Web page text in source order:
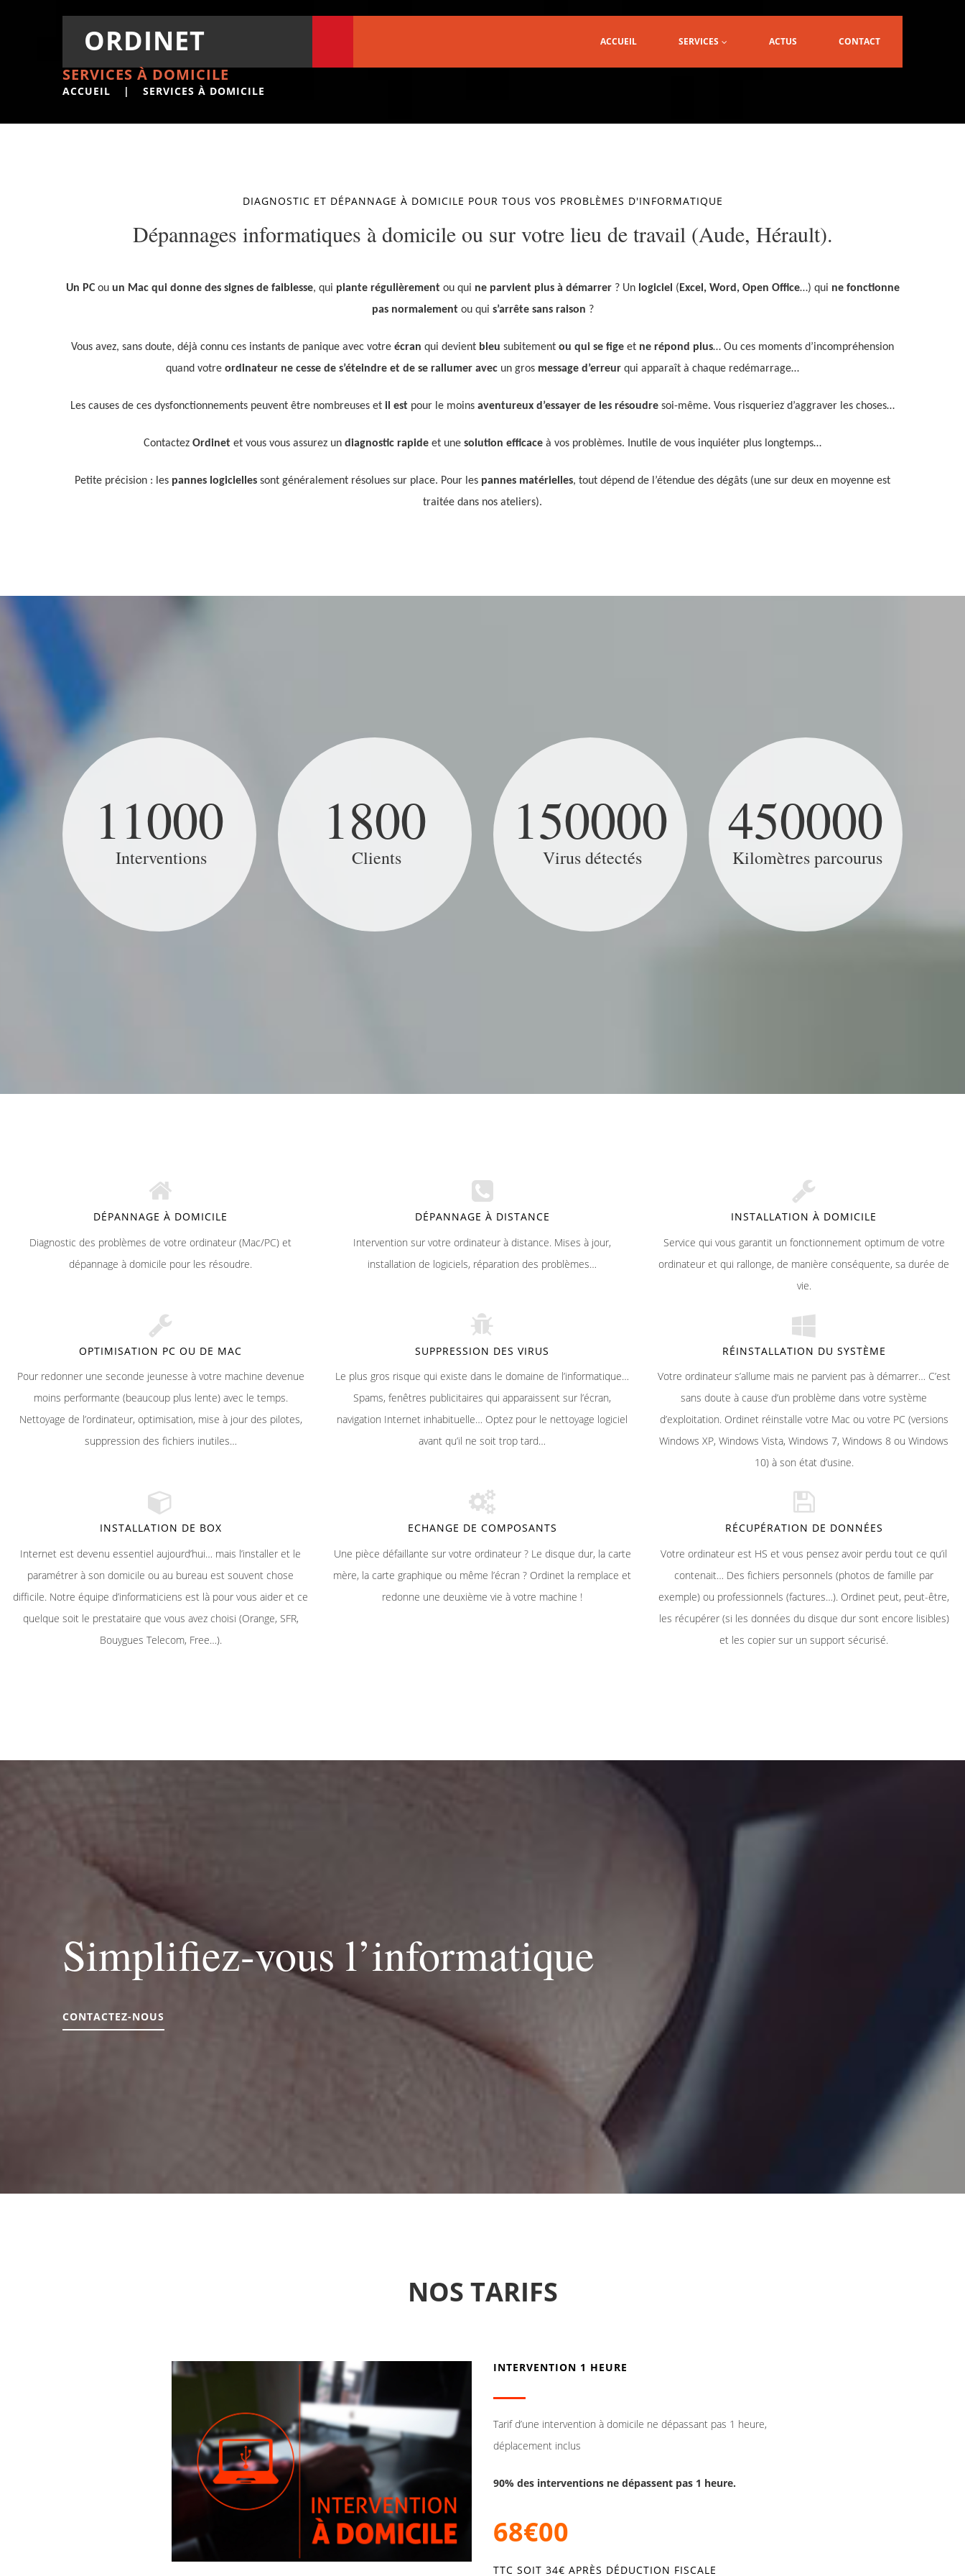
ORDINET ACCUEIL SERVICES ACTUS CONTACT
SERVICES À DOMICILE
ACCUEIL | SERVICES À DOMICILE
DIAGNOSTIC ET DÉPANNAGE À DOMICILE POUR TOUS VOS PROBLÈMES D'INFORMATIQUE
Dépannages informatiques à domicile ou sur votre lieu de travail (Aude, Hérault).
Un PCou un Mac qui donne des signes de faiblesse, qui plante régulièrementou qui ne parvient plus à démarrer? Un logiciel ( Excel, Word, Open Office…) qui ne fonctionne
pas normalementou qui s’arrête sans raison ?
Vous avez, sans doute, déjà connu ces instants de panique avec votre écran qui devient bleu subitement ou qui se fige et ne répond plus… Ou ces moments d’incompréhension
quand votre ordinateur ne cesse de s’éteindre et de se rallumer avec un gros message d’erreur qui apparaît à chaque redémarrage…
Les causes de ces dysfonctionnements peuvent être nombreuses et il est pour le moins aventureux d’essayer de les résoudre soi-même. Vous risqueriez d’aggraver les choses…
Contactez Ordinet et vous vous assurez un diagnostic rapide et une solution efficace à vos problèmes. Inutile de vous inquiéter plus longtemps…
Petite précision : les pannes logicielles sont généralement résolues sur place. Pour les pannes matérielles, tout dépend de l’étendue des dégâts (une sur deux en moyenne est
traitée dans nos ateliers).
11000
Interventions
1800
Clients
150000
Virus détectés
450000
Kilomètres parcourus
DÉPANNAGE À DOMICILE
Diagnostic des problèmes de votre ordinateur (Mac/PC) et
dépannage à domicile pour les résoudre.
DÉPANNAGE À DISTANCE
Intervention sur votre ordinateur à distance. Mises à jour,
installation de logiciels, réparation des problèmes…
INSTALLATION À DOMICILE
Service qui vous garantit un fonctionnement optimum de votre
ordinateur et qui rallonge, de manière conséquente, sa durée de
vie.
OPTIMISATION PC OU DE MAC
Pour redonner une seconde jeunesse à votre machine devenue
moins performante (beaucoup plus lente) avec le temps.
Nettoyage de l’ordinateur, optimisation, mise à jour des pilotes,
suppression des fichiers inutiles…
SUPPRESSION DES VIRUS
Le plus gros risque qui existe dans le domaine de l’informatique…
Spams, fenêtres publicitaires qui apparaissent sur l’écran,
navigation Internet inhabituelle… Optez pour le nettoyage logiciel
avant qu’il ne soit trop tard…
RÉINSTALLATION DU SYSTÈME
Votre ordinateur s’allume mais ne parvient pas à démarrer… C’est
sans doute à cause d’un problème dans votre système
d’exploitation. Ordinet réinstalle votre Mac ou votre PC (versions
Windows XP, Windows Vista, Windows 7, Windows 8 ou Windows
10) à son état d’usine.
INSTALLATION DE BOX
Internet est devenu essentiel aujourd’hui… mais l’installer et le
paramétrer à son domicile ou au bureau est souvent chose
difficile. Notre équipe d’informaticiens est là pour vous aider et ce
quelque soit le prestataire que vous avez choisi (Orange, SFR,
Bouygues Telecom, Free…).
ECHANGE DE COMPOSANTS
Une pièce défaillante sur votre ordinateur ? Le disque dur, la carte
mère, la carte graphique ou même l’écran ? Ordinet la remplace et
redonne une deuxième vie à votre machine !
RÉCUPÉRATION DE DONNÉES
Votre ordinateur est HS et vous pensez avoir perdu tout ce qu’il
contenait… Des fichiers personnels (photos de famille par
exemple) ou professionnels (factures…). Ordinet peut, peut-être,
les récupérer (si les données du disque dur sont encore lisibles)
et les copier sur un support sécurisé.
Simplifiez-vous l’informatique
CONTACTEZ-NOUS
NOS TARIFS
INTERVENTION 1 HEURE
Tarif d’une intervention à domicile ne dépassant pas 1 heure,
déplacement inclus
90% des interventions ne dépassent pas 1 heure.
68€00
TTC SOIT 34€ APRÈS DÉDUCTION FISCALE